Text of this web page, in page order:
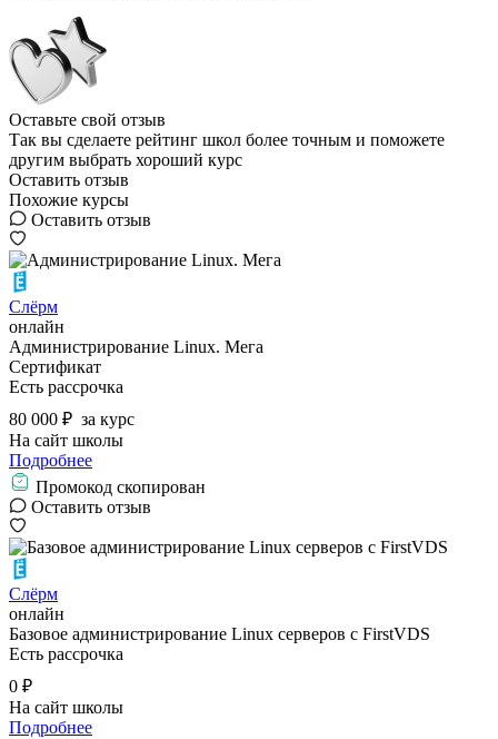
Оставьте свой отзыв
Так вы сделаете рейтинг школ более точным и поможете
другим выбрать хороший курс
Оставить отзыв
Похожие курсы
Оставить отзыв
Слёрм
онлайн
Администрирование Linux. Мега
Сертификат
Есть рассрочка
80 000 ₽ за курс
На сайт школы
Подробнее
Промокод скопирован
Оставить отзыв
Слёрм
онлайн
Базовое администрирование Linux серверов с FirstVDS
Есть рассрочка
0 ₽
На сайт школы
Подробнее